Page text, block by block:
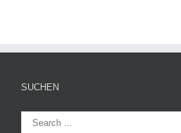
SUCHEN